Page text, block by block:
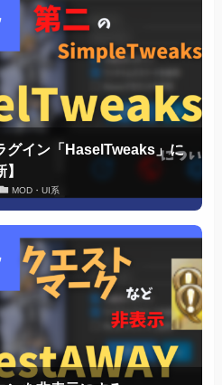
グイン「HaselTweaks」に
MOD・UI系